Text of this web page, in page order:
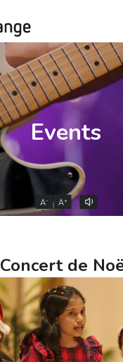
Events
A- A+
Concert de